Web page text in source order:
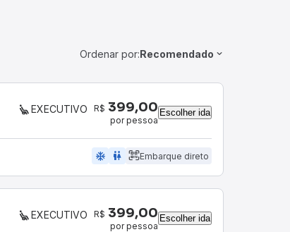
Ordenar por:Recomendado
EXECUTIVO R$ 399,00
por pessoa
Escolher ida
ac_unit wc Embarque direto
EXECUTIVO R$ 399,00
por pessoa
Escolher ida